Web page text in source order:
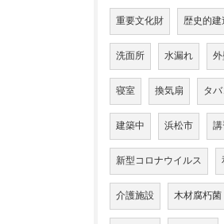
重要文化財 歴史的建
洗面所 水漏れ 外
寝室 換気扇 タバ
建築中 浜松市 講
新型コロナウイルス
介護施設 木材腐朽菌